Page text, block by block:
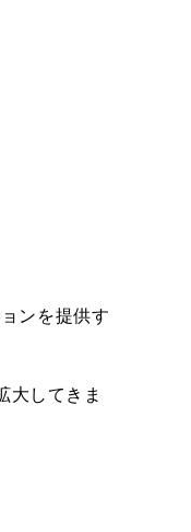
ンを提供す
大してきま